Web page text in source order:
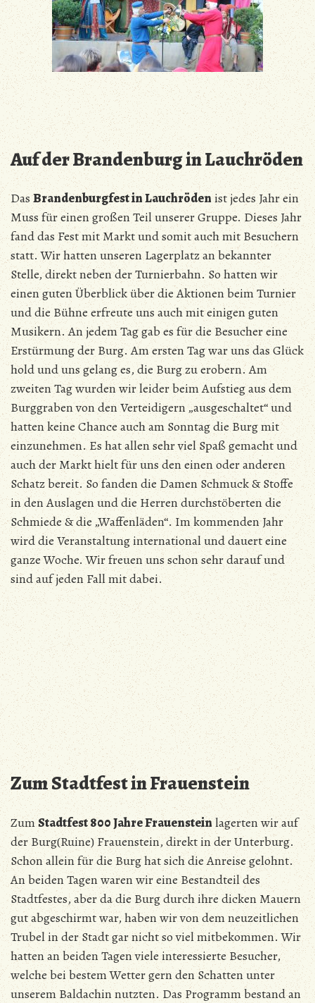
Auf der Brandenburg in Lauchröden
DasBrandenburgfest in Lauchrödenist jedes Jahr ein
Muss für einen großen Teil unserer Gruppe. Dieses Jahr
fand das Fest mit Markt und somit auch mit Besuchern
statt. Wir hatten unseren Lagerplatz an bekannter
Stelle, direkt neben der Turnierbahn. So hatten wir
einen guten Überblick über die Aktionen beim Turnier
und die Bühne erfreute uns auch mit einigen guten
Musikern. An jedem Tag gab es für die Besucher eine
Erstürmung der Burg. Am ersten Tag war uns das Glück
hold und uns gelang es, die Burg zu erobern. Am
zweiten Tag wurden wir leider beim Aufstieg aus dem
Burggraben von den Verteidigern „ausgeschaltet“ und
hatten keine Chance auch am Sonntag die Burg mit
einzunehmen. Es hat allen sehr viel Spaß gemacht und
auch der Markt hielt für uns den einen oder anderen
Schatz bereit. So fanden die Damen Schmuck & Stoffe
in den Auslagen und die Herren durchstöberten die
Schmiede & die „Waffenläden“. Im kommenden Jahr
wird die Veranstaltung international und dauert eine
ganze Woche. Wir freuen uns schon sehr darauf und
sind auf jeden Fall mit dabei.
Zum Stadtfest in Frauenstein
ZumStadtfest 800 Jahre Frauensteinlagerten wir auf
der Burg(Ruine) Frauenstein, direkt in der Unterburg.
Schon allein für die Burg hat sich die Anreise gelohnt.
An beiden Tagen waren wir eine Bestandteil des
Stadtfestes, aber da die Burg durch ihre dicken Mauern
gut abgeschirmt war, haben wir von dem neuzeitlichen
Trubel in der Stadt gar nicht so viel mitbekommen. Wir
hatten an beiden Tagen viele interessierte Besucher,
welche bei bestem Wetter gern den Schatten unter
unserem Baldachin nutzten. Das Programm bestand an